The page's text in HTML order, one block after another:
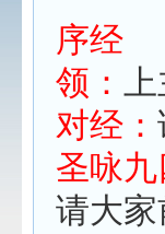
序经
领： 上
对经：
圣咏九
请大